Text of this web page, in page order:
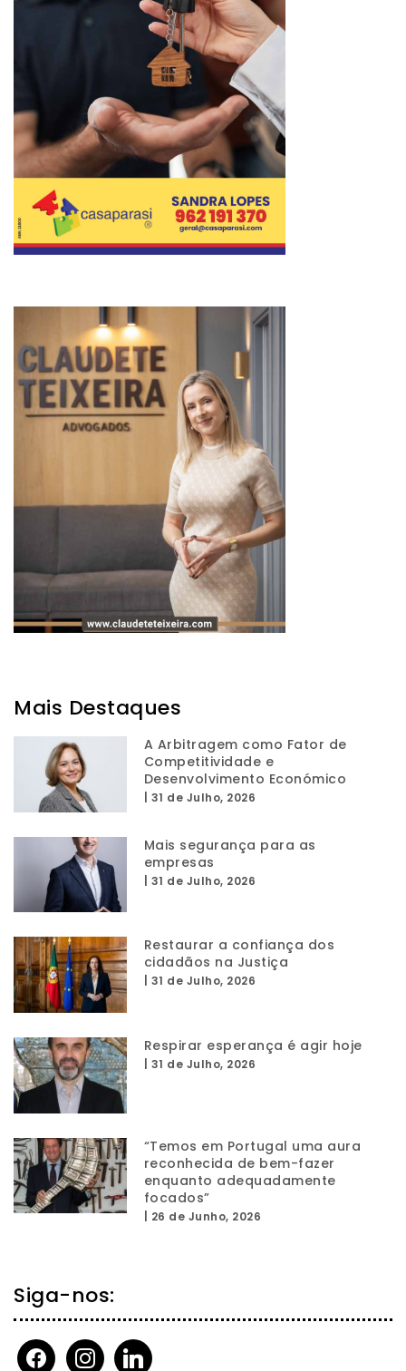
Mais Destaques
A Arbitragem como Fator de
Competitividade e
Desenvolvimento Económico
31 de Julho, 2026
Mais segurança para as
empresas
31 de Julho, 2026
Restaurar a confiança dos
cidadãos na Justiça
31 de Julho, 2026
Respirar esperança é agir hoje
31 de Julho, 2026
“Temos em Portugal uma aura
reconhecida de bem-fazer
enquanto adequadamente
focados”
26 de Junho, 2026
Siga-nos:
facebookinstagramlinkedin